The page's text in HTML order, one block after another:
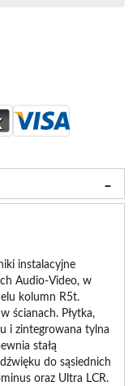
instalacyjne
Audio-Video, w
kolumn R5t.
ścianach. Płytka,
i zintegrowana tylna
stałą
do sąsiednich
oraz Ultra LCR.